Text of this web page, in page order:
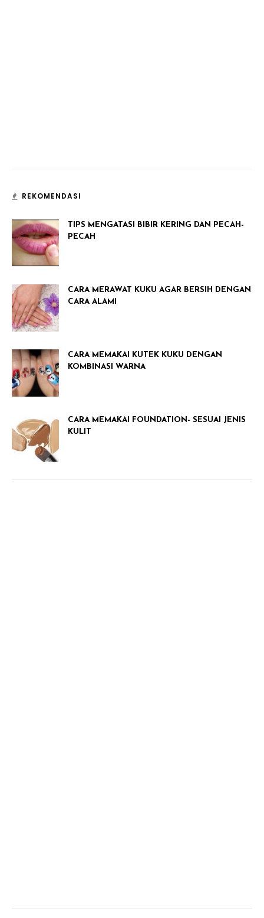
REKOMENDASI
TIPS MENGATASI BIBIR KERING DAN PECAH-
PECAH
CARA MERAWAT KUKU AGAR BERSIH DENGAN
CARA ALAMI
CARA MEMAKAI KUTEK KUKU DENGAN
KOMBINASI WARNA
CARA MEMAKAI FOUNDATION- SESUAI JENIS
KULIT